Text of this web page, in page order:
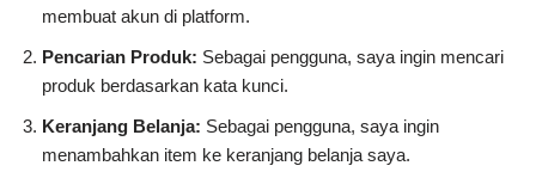
membuat akun di platform.
Pencarian Produk: Sebagai pengguna, saya ingin mencari
produk berdasarkan kata kunci.
Keranjang Belanja: Sebagai pengguna, saya ingin
menambahkan item ke keranjang belanja saya.